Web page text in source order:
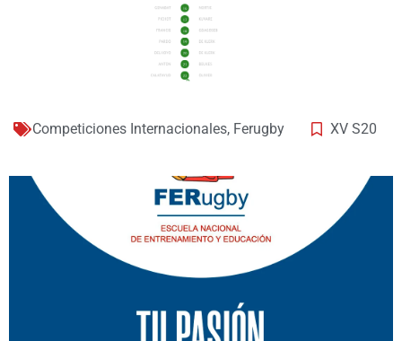
Competiciones Internacionales, Ferugby XV S20